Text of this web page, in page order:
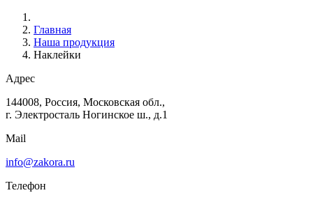
Главная
Наша продукция
Наклейки
Адрес
144008, Россия, Московская обл.,
г. Электросталь Ногинское ш., д.1
Mail
info@zakora.ru
Телефон